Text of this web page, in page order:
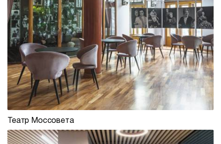
Прочее
подстолья
Стулья
Театр Моссовета